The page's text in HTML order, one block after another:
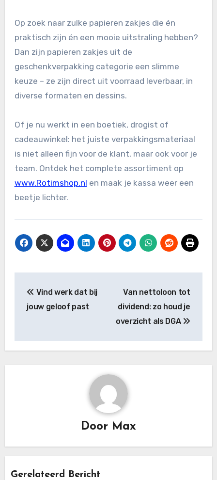
Op zoek naar zulke papieren zakjes die én
praktisch zijn én een mooie uitstraling hebben?
Dan zijn papieren zakjes uit de
geschenkverpakking categorie een slimme
keuze – ze zijn direct uit voorraad leverbaar, in
diverse formaten en dessins.
Of je nu werkt in een boetiek, drogist of
cadeauwinkel: het juiste verpakkingsmateriaal
is niet alleen fijn voor de klant, maar ook voor je
team. Ontdek het complete assortiment op
www.Rotimshop.nl en maak je kassa weer een
beetje lichter.
navigatie
Vind werk dat bij
jouw geloof past
Van nettoloon tot
dividend: zo houd je
overzicht als DGA
Door Max
Gerelateerd Bericht